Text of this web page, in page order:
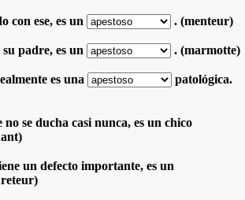
con ese, es un . (menteur)
padre, es un . (marmotte)
es una
patológica.
no se ducha casi nunca, es un chico
un defecto importante, es un